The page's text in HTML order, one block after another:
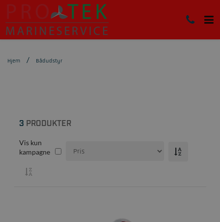
Hjem Bådudstyr
3 PRODUKTER
Vis kun
kampagne